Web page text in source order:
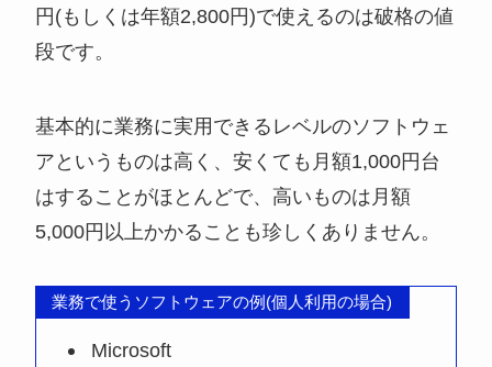
円(もしくは年額2,800円)で使えるのは破格の値
段です。
基本的に業務に実用できるレベルのソフトウェ
アというものは高く、安くても月額1,000円台
はすることがほとんどで、高いものは月額
5,000円以上かかることも珍しくありません。
業務で使うソフトウェアの例(個人利用の場合)
Microsoft